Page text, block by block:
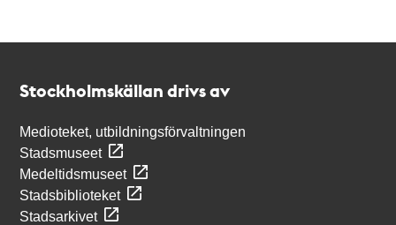
Stockholmskällan drivs av
Medioteket, utbildningsförvaltningen
Stadsmuseet
Medeltidsmuseet
Stadsbiblioteket
Stadsarkivet